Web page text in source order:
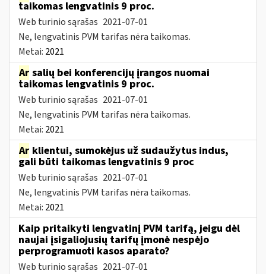
taikomas lengvatinis 9 proc.
Web turinio sąrašas 2021-07-01
Ne, lengvatinis PVM tarifas nėra taikomas.
Metai: 2021
Ar salių bei konferencijų įrangos nuomai
taikomas lengvatinis 9 proc.
Web turinio sąrašas 2021-07-01
Ne, lengvatinis PVM tarifas nėra taikomas.
Metai: 2021
Ar klientui, sumokėjus už sudaužytus indus,
gali būti taikomas lengvatinis 9 proc
Web turinio sąrašas 2021-07-01
Ne, lengvatinis PVM tarifas nėra taikomas.
Metai: 2021
Kaip pritaikyti lengvatinį PVM tarifą, jeigu dėl
naujai įsigaliojusių tarifų įmonė nespėjo
perprogramuoti kasos aparato?
Web turinio sąrašas 2021-07-01